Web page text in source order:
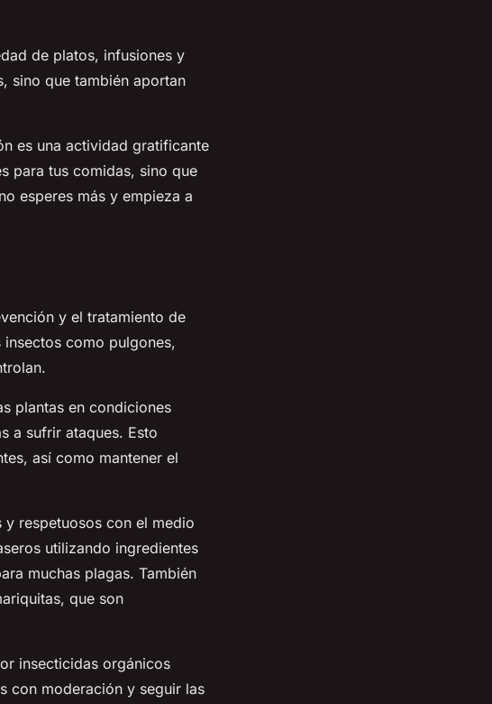
de platos, infusiones y
sino que también aportan
es una actividad gratificante
para tus comidas, sino que
esperes más y empieza a
y el tratamiento de
como pulgones,
plantas en condiciones
a sufrir ataques. Esto
así como mantener el
respetuosos con el medio
utilizando ingredientes
muchas plagas. También
que son
insecticidas orgánicos
con moderación y seguir las